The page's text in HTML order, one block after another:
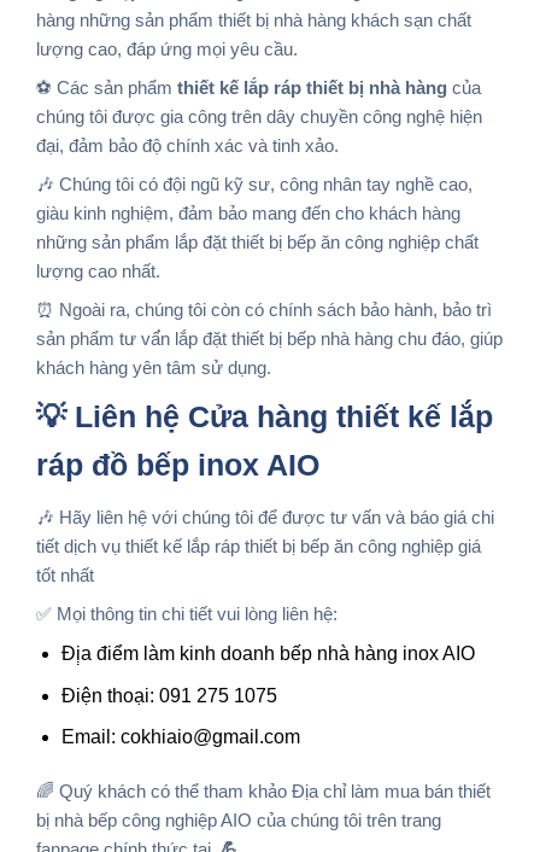
hàng những sản phẩm thiết bị nhà hàng khách sạn chất
lượng cao, đáp ứng mọi yêu cầu.
⚽ Các sản phẩm thiết kế lắp ráp thiết bị nhà hàng của
chúng tôi được gia công trên dây chuyền công nghệ hiện
đại, đảm bảo độ chính xác và tinh xảo.
🎶 Chúng tôi có đội ngũ kỹ sư, công nhân tay nghề cao,
giàu kinh nghiệm, đảm bảo mang đến cho khách hàng
những sản phẩm lắp đặt thiết bị bếp ăn công nghiệp chất
lượng cao nhất.
⏰ Ngoài ra, chúng tôi còn có chính sách bảo hành, bảo trì
sản phẩm tư vấ́n lắp đặt thiết bị bếp nhà hàng chu đáo, giúp
khách hàng yên tâm sử dụng.
💡 Liên hệ Cửa hàng thiết kế lắp
ráp đồ bếp inox AIO
🎶 Hãy liên hệ với chúng tôi để được tư vấn và báo giá chi
tiết dịch vụ thiết kế lắp ráp thiết bị bếp ăn công nghiệp giá
tốt nhất
✅ Mọi thông tin chi tiết vui lòng liên hệ:
Đị̣a điểm làm kinh doanh bếp nhà hàng inox AIO
Điện thoại: 091 275 1075
Email: cokhiaio@gmail.com
🌈 Quý khách có thể tham khảo Địa chỉ làm mua bán thiết
bị nhà bếp công nghiệp AIO của chúng tôi trên trang